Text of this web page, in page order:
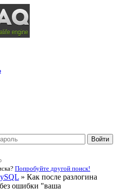
Войти
Попробуйте другой поиск!
» Как после разлогина
ошибки "ваша